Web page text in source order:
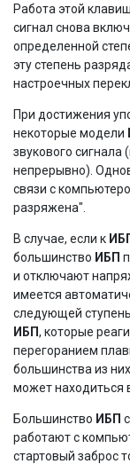
Работа этой
сигнал снова
определенной
эту степень
настроечных
При достижения
некоторые модели
звукового
непрерывно).
связи с
разряжена".
В случае, если к
большинство ИБП
и отключают
имеется
следующей
ИБП, которые
перегоранием
большинства из
может находиться
Большинство ИБП
работают с
стартовый заброс